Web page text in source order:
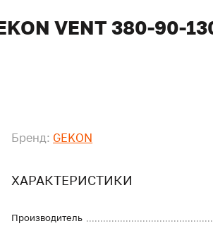
VENT 380-90-
Бренд: GEKON
ХАРАКТЕРИСТИКИ
Производитель